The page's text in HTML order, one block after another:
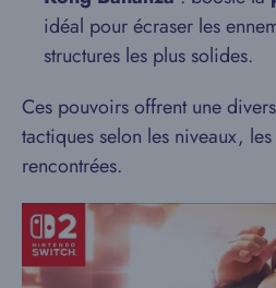
idéal pour écraser les
structures les plus solides.
Ces pouvoirs offrent une
tactiques selon les niveaux,
rencontrées.